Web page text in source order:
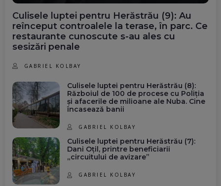
Culisele luptei pentru Herăstrău (9): Au
reînceput controalele la terase, în parc. Ce
restaurante cunoscute s-au ales cu
sesizări penale
GABRIEL KOLBAY
Culisele luptei pentru Herăstrău (8):
Războiul de 100 de procese cu Poliția
și afacerile de milioane ale Nuba. Cine
încasează banii
GABRIEL KOLBAY
Culisele luptei pentru Herăstrău (7):
Dani Oțil, printre beneficiarii
„circuitului de avizare”
GABRIEL KOLBAY